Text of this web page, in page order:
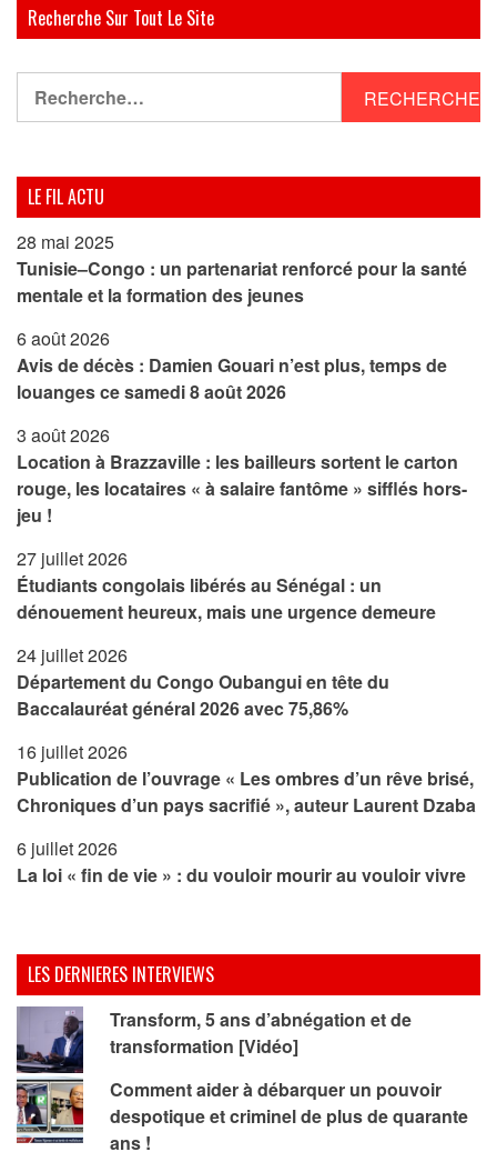
Recherche Sur Tout Le Site
LE FIL ACTU
28 mai 2025
Tunisie–Congo : un partenariat renforcé pour la santé
mentale et la formation des jeunes
6 août 2026
Avis de décès : Damien Gouari n’est plus, temps de
louanges ce samedi 8 août 2026
3 août 2026
Location à Brazzaville : les bailleurs sortent le carton
rouge, les locataires « à salaire fantôme » sifflés hors-
jeu !
27 juillet 2026
Étudiants congolais libérés au Sénégal : un
dénouement heureux, mais une urgence demeure
24 juillet 2026
Département du Congo Oubangui en tête du
Baccalauréat général 2026 avec 75,86%
16 juillet 2026
Publication de l’ouvrage « Les ombres d’un rêve brisé,
Chroniques d’un pays sacrifié », auteur Laurent Dzaba
6 juillet 2026
La loi « fin de vie » : du vouloir mourir au vouloir vivre
LES DERNIERES INTERVIEWS
Transform, 5 ans d’abnégation et de
transformation [Vidéo]
Comment aider à débarquer un pouvoir
despotique et criminel de plus de quarante
ans !